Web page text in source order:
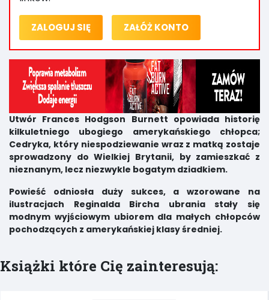
ZALOGUJ SIĘ ZAŁÓŻ KONTO
Utwór Frances Hodgson Burnett opowiada historię
kilkuletniego ubogiego amerykańskiego chłopca;
Cedryka, który niespodziewanie wraz z matką zostaje
sprowadzony do Wielkiej Brytanii, by zamieszkać z
nieznanym, lecz niezwykle bogatym dziadkiem.
Powieść odniosła duży sukces, a wzorowane na
ilustracjach Reginalda Bircha ubrania stały się
modnym wyjściowym ubiorem dla małych chłopców
pochodzących z amerykańskiej klasy średniej.
Książki które Cię zainteresują: